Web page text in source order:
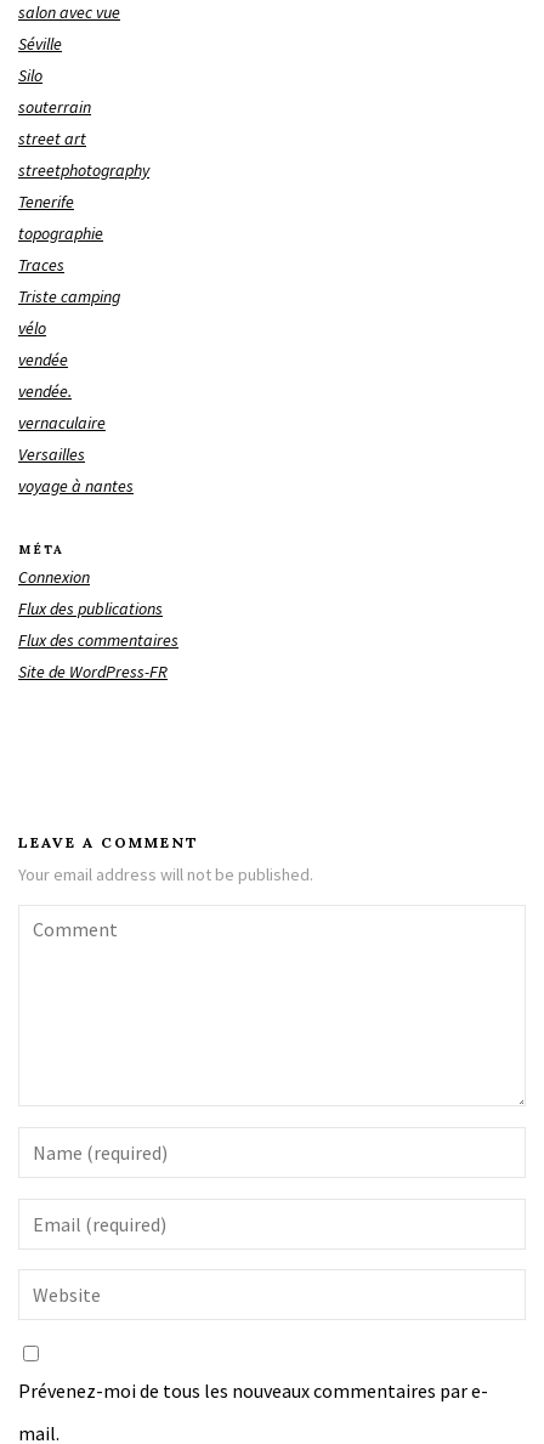
salon avec vue
Séville
Silo
souterrain
street art
streetphotography
Tenerife
topographie
Traces
Triste camping
vélo
vendée
vendée.
vernaculaire
Versailles
voyage à nantes
MÉTA
Connexion
Flux des publications
Flux des commentaires
Site de WordPress-FR
LEAVE A COMMENT
Your email address will not be published.
Prévenez-moi de tous les nouveaux commentaires par e-
mail.